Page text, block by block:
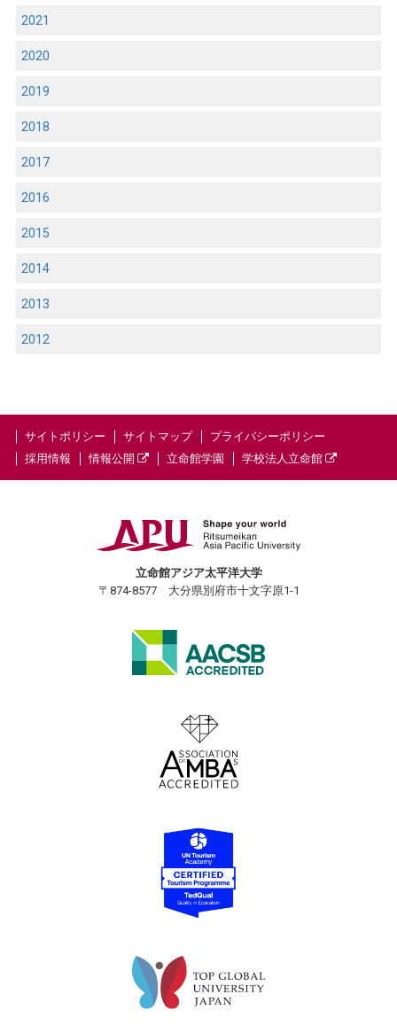
2021
2020
2019
2018
2017
2016
2015
2014
2013
2012
サイトポリシー サイトマップ
プライバシーポリシー
採用情報
情報公開 立命館学園 学校法人立命館
立命館アジア太平洋大学
〒874-8577 大分県別府市十文字原1-1